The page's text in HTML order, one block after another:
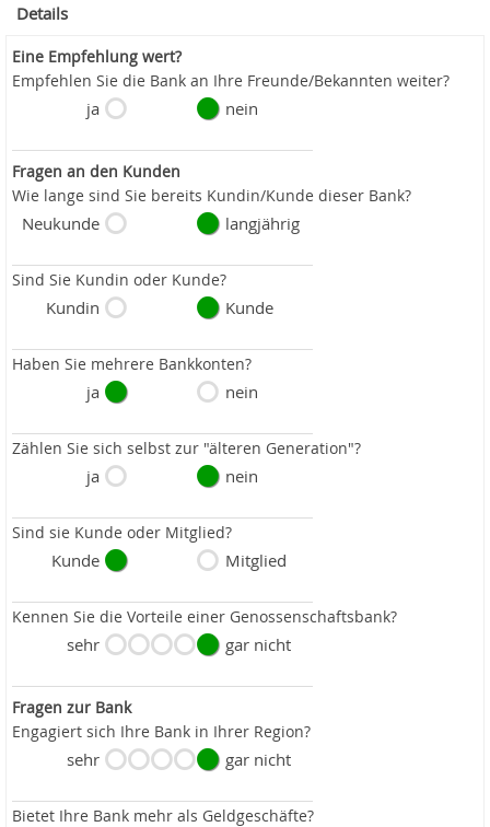
Details
Eine Empfehlung wert?
Empfehlen Sie die Bank an Ihre Freunde/Bekannten weiter?
ja nein
Fragen an den Kunden
Wie lange sind Sie bereits Kundin/Kunde dieser Bank?
Neukunde langjährig
Sind Sie Kundin oder Kunde?
Kundin Kunde
Haben Sie mehrere Bankkonten?
ja nein
Zählen Sie sich selbst zur "älteren Generation"?
ja nein
Sind sie Kunde oder Mitglied?
Kunde Mitglied
Kennen Sie die Vorteile einer Genossenschaftsbank?
sehr gar nicht
Fragen zur Bank
Engagiert sich Ihre Bank in Ihrer Region?
sehr gar nicht
Bietet Ihre Bank mehr als Geldgeschäfte?